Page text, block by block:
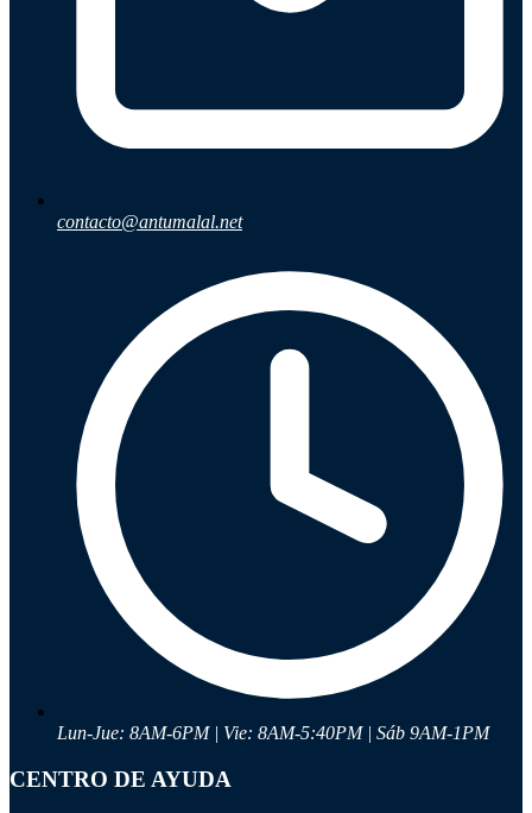
Inicio
Sobre nosotros
Talleres
Sucursales
Seguimiento de pedidos
¿Quieres trabajar en Antumalal?
Regístrate como Mayorista
contacto@antumalal.net
Lun-Jue: 8AM-6PM | Vie: 8AM-5:40PM | Sáb 9AM-1PM
CENTRO DE AYUDA